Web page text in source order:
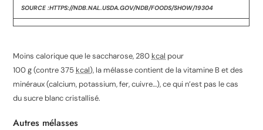
SOURCE :HTTPS://NDB.NAL.USDA.GOV/NDB/FOODS/SHOW/19304
Moins calorique que le saccharose,280 kcal pour
100g(contre375 kcal), la mélasse contient de la vitamine B et des
minéraux (calcium, potassium, fer, cuivre…), ce qui n’est pas le cas
du sucre blanc cristallisé.
Autres mélasses